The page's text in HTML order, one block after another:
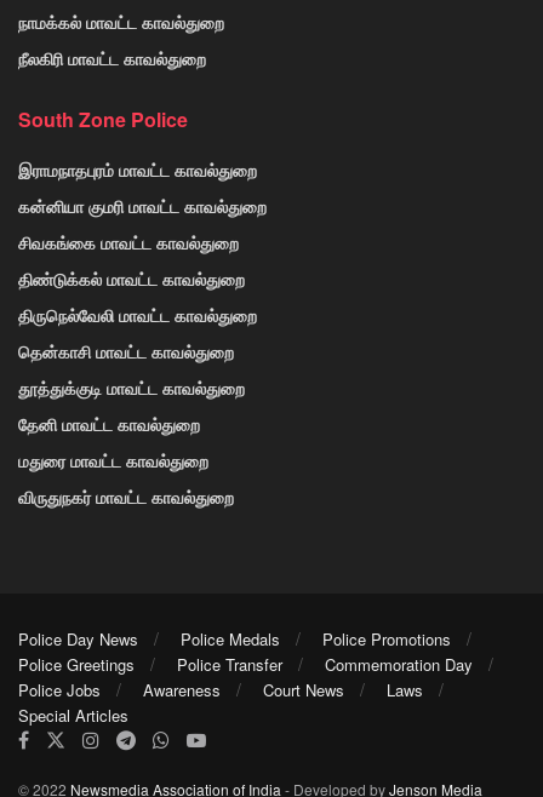
நாமக்கல் மாவட்ட காவல்துறை
நீலகிரி மாவட்ட காவல்துறை
South Zone Police
இராமநாதபுரம் மாவட்ட காவல்துறை
கன்னியா குமரி மாவட்ட காவல்துறை
சிவகங்கை மாவட்ட காவல்துறை
திண்டுக்கல் மாவட்ட காவல்துறை
திருநெல்வேலி மாவட்ட காவல்துறை
தென்காசி மாவட்ட காவல்துறை
தூத்துக்குடி மாவட்ட காவல்துறை
தேனி மாவட்ட காவல்துறை
மதுரை மாவட்ட காவல்துறை
விருதுநகர் மாவட்ட காவல்துறை
Police Day News Police Medals
Police Promotions
Police Greetings
Police Transfer
Commemoration Day
Police Jobs
Awareness Court News
Laws
Special Articles
© 2022 Newsmedia Association of India - Developed byJenson Media